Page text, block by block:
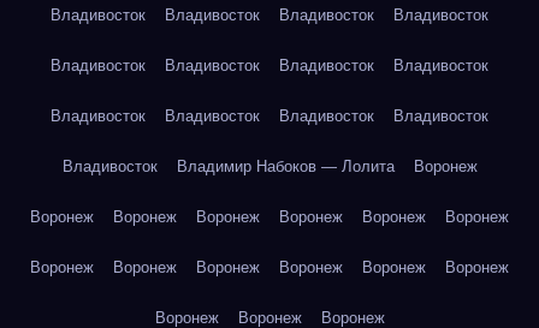
Владивосток Владивосток Владивосток Владивосток
Владивосток Владивосток Владивосток Владивосток
Владивосток Владивосток Владивосток Владивосток
Владивосток Владимир Набоков — Лолита Воронеж
Воронеж Воронеж Воронеж Воронеж Воронеж Воронеж
Воронеж Воронеж Воронеж Воронеж Воронеж Воронеж
Воронеж Воронеж Воронеж